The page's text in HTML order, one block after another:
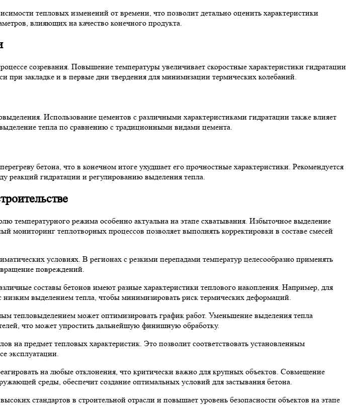
тепловых изменений от времени, что позволит детально оценить характеристики
влияющих на качество конечного продукта.
созревания. Повышение температуры увеличивает скоростные характеристики гидратации
при закладке и в первые дни твердения для минимизации термических колебаний.
Использование цементов с различными характеристиками гидратации также влияет
тепла по сравнению с традиционными видами цемента.
бетона, что в конечном итоге ухудшает его прочностные характеристики. Рекомендуется
реакций гидратации и регулированию выделения тепла.
температурного режима особенно актуальна на этапе схватывания. Избыточное выделение
теплотворных процессов позволяет выполнять корректировки в составе смесей
условиях. В регионах с резкими перепадами температур целесообразно применять
повреждений.
составы бетонов имеют разные характеристики теплового накопления. Например, для
выделением тепла, чтобы минимизировать риск термических деформаций.
тепловыделением может оптимизировать график работ. Уменьшение выделения тепла
что может упростить дальнейшую финишную обработку.
на предмет тепловых характеристик. Это позволит соответствовать установленным
эксплуатации.
на любые отклонения, что критически важно для крупных объектов. Совмещение
среды, обеспечит создание оптимальных условий для застывания бетона.
стандартов в строительной отрасли и повышает уровень безопасности объектов на этапе